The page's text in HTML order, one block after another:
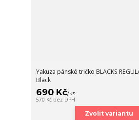
Yakuza pánské tričko BLACKS
Black
690 Kč/ks
570 Kč bez DPH
Zvolit variantu